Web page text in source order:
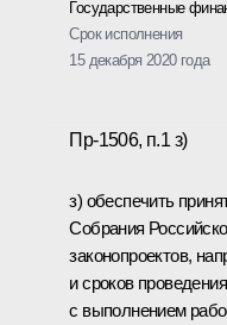
Государственные
Срок исполнения
15 декабря 2020 года
Пр-1506, п.1 з)
з) обеспечить
Собрания
законопроектов,
и сроков
с выполнением